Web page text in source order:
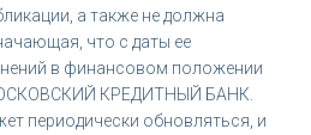
а также не должна
что с даты ее
в финансовом положении
КРЕДИТНЫЙ БАНК.
периодически обновляться, и